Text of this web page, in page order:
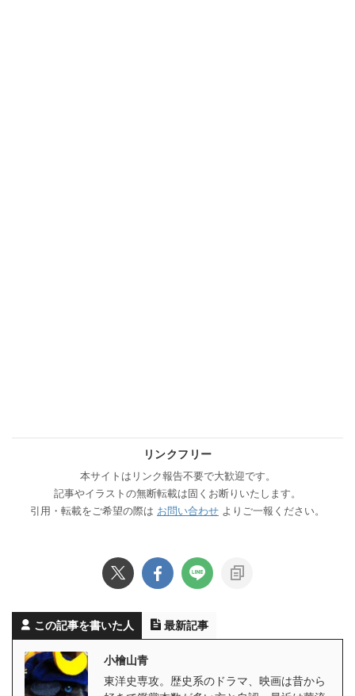
リンクフリー
本サイトはリンク報告不要で大歓迎です。
記事やイラストの無断転載は固くお断りいたします。
引用・転載をご希望の際は お問い合わせ よりご一報ください。
この記事を書いた人 最新記事
小檜山青
東洋史専攻。歴史系のドラマ、映画は昔から